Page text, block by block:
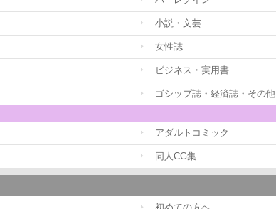
小説・文芸
女性誌
ビジネス・実用書
ゴシップ誌・経済誌・その他
アダルトコミック
同人CG集